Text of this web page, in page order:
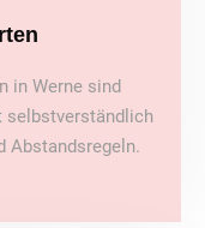
in Werne sind
selbstverständlich
Abstandsregeln.